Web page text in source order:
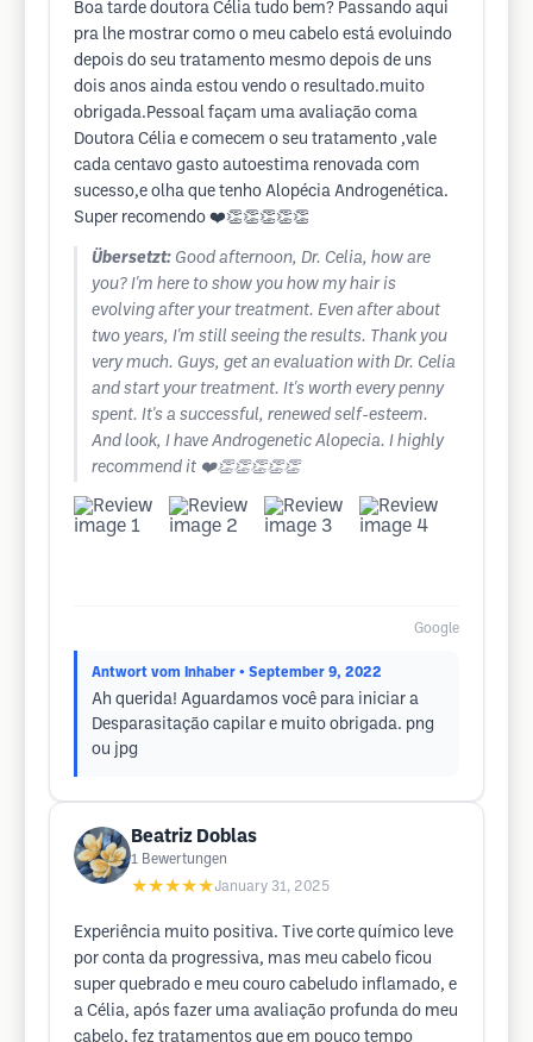
Boa tarde doutora Célia tudo bem? Passando aqui
pra lhe mostrar como o meu cabelo está evoluindo
depois do seu tratamento mesmo depois de uns
dois anos ainda estou vendo o resultado.muito
obrigada.Pessoal façam uma avaliação coma
Doutora Célia e comecem o seu tratamento ,vale
cada centavo gasto autoestima renovada com
sucesso,e olha que tenho Alopécia Androgenética.
Super recomendo ❤️👏👏👏👏👏
Übersetzt: Good afternoon, Dr. Celia, how are
you? I'm here to show you how my hair is
evolving after your treatment. Even after about
two years, I'm still seeing the results. Thank you
very much. Guys, get an evaluation with Dr. Celia
and start your treatment. It's worth every penny
spent. It's a successful, renewed self-esteem.
And look, I have Androgenetic Alopecia. I highly
recommend it ❤️👏👏👏👏👏
Google
Antwort vom Inhaber • September 9, 2022
Ah querida! Aguardamos você para iniciar a
Desparasitação capilar e muito obrigada. png
ou jpg
Beatriz Doblas
1 Bewertungen
★★★★★January 31, 2025
Experiência muito positiva. Tive corte químico leve
por conta da progressiva, mas meu cabelo ficou
super quebrado e meu couro cabeludo inflamado, e
a Célia, após fazer uma avaliação profunda do meu
cabelo, fez tratamentos que em pouco tempo